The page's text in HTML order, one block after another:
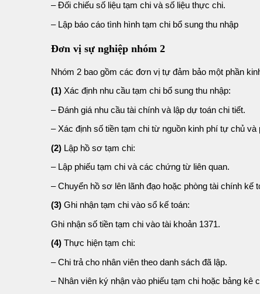
– Đối chiếu số liệu tạm chi và số liệu thực chi.
– Lập báo cáo tình hình tạm chi bổ sung thu nhập
Đơn vị sự nghiệp nhóm 2
Nhóm 2 bao gồm các đơn vị tự đảm bảo một phần
(1) Xác định nhu cầu tạm chi bổ sung thu nhập:
– Đánh giá nhu cầu tài chính và lập dự toán chi tiết.
– Xác định số tiền tạm chi từ nguồn kinh phí tự chủ
(2) Lập hồ sơ tạm chi:
– Lập phiếu tạm chi và các chứng từ liên quan.
– Chuyển hồ sơ lên lãnh đạo hoặc phòng tài chính kế
(3) Ghi nhận tạm chi vào sổ kế toán:
Ghi nhận số tiền tạm chi vào tài khoản 1371.
(4) Thực hiện tạm chi:
– Chi trả cho nhân viên theo danh sách đã lập.
– Nhân viên ký nhận vào phiếu tạm chi hoặc bảng kê